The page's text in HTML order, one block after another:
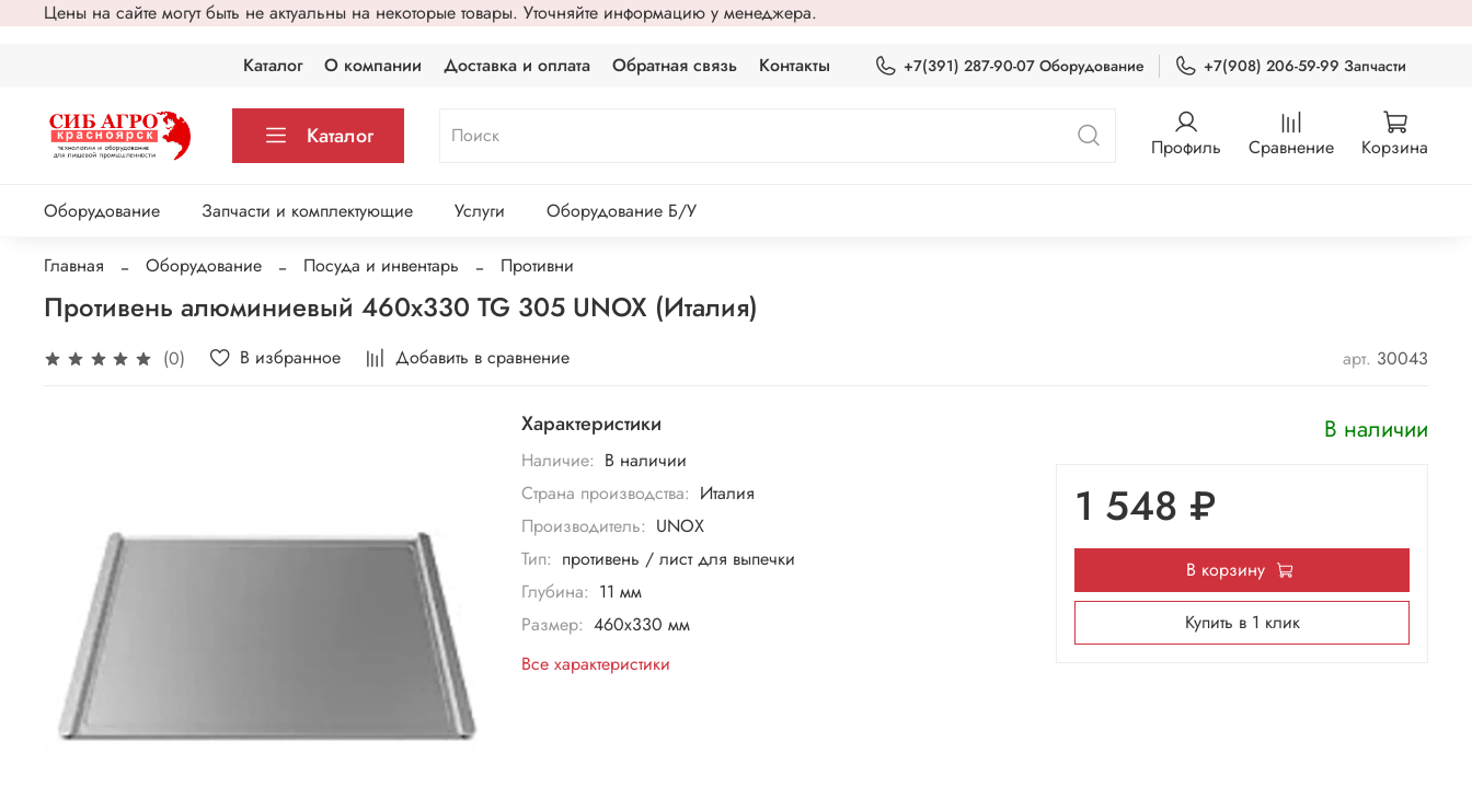
Цены на сайте могут быть не актуальны на некоторые товары. Уточняйте информацию у менеджера.
Каталог О компании Доставка и оплата Обратная связь Контакты +7(391) 287-90-07 Оборудование +7(908) 206-59-99 Запчасти
Каталог Профиль Сравнение Корзина
Оборудование Запчасти и комплектующие Услуги Оборудование Б/У
Главная Оборудование Посуда и инвентарь Противни
Противень алюминиевый 460х330 TG 305 UNOX (Италия)
(0) В избранное Добавить в сравнение арт. 30043
Характеристики
Наличие: В наличии
Страна производства: Италия
Производитель: UNOX
Тип: противень / лист для выпечки
Глубина: 11 мм
Размер: 460х330 мм
Все характеристики
В наличии
1 548 ₽
В корзину
Купить в 1 клик